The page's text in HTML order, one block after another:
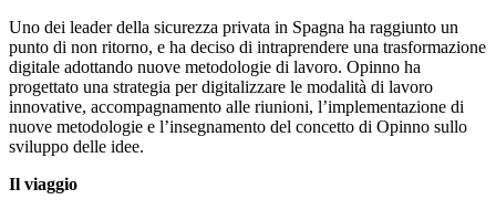
Uno dei leader della sicurezza privata in Spagna ha raggiunto un
punto di non ritorno, e ha deciso di intraprendere una trasformazione
digitale adottando nuove metodologie di lavoro. Opinno ha
progettato una strategia per digitalizzare le modalità di lavoro
innovative, accompagnamento alle riunioni, l’implementazione di
nuove metodologie e l’insegnamento del concetto di Opinno sullo
sviluppo delle idee.
Il viaggio